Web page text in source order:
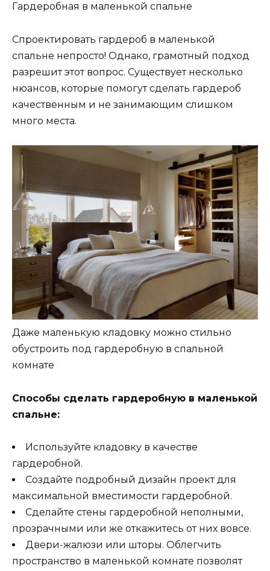
Гардеробная в маленькой спальне
Спроектировать гардероб в маленькой
спальне непросто! Однако, грамотный подход
разрешит этот вопрос. Существует несколько
нюансов, которые помогут сделать гардероб
качественным и не занимающим слишком
много места.
Даже маленькую кладовку можно стильно
обустроить под гардеробную в спальной
комнате
Способы сделать гардеробную в маленькой
спальне:
Используйте кладовку в качестве
гардеробной.
Создайте подробный дизайн проект для
максимальной вместимости гардеробной.
Сделайте стены гардеробной неполными,
прозрачными или же откажитесь от них вовсе.
Двери-жалюзи или шторы. Облегчить
пространство в маленькой комнате позволят